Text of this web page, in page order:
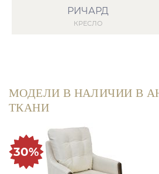
РИЧАРД
КРЕСЛО
МОДЕЛИ В НАЛИЧИИ В
ТКАНИ
30%